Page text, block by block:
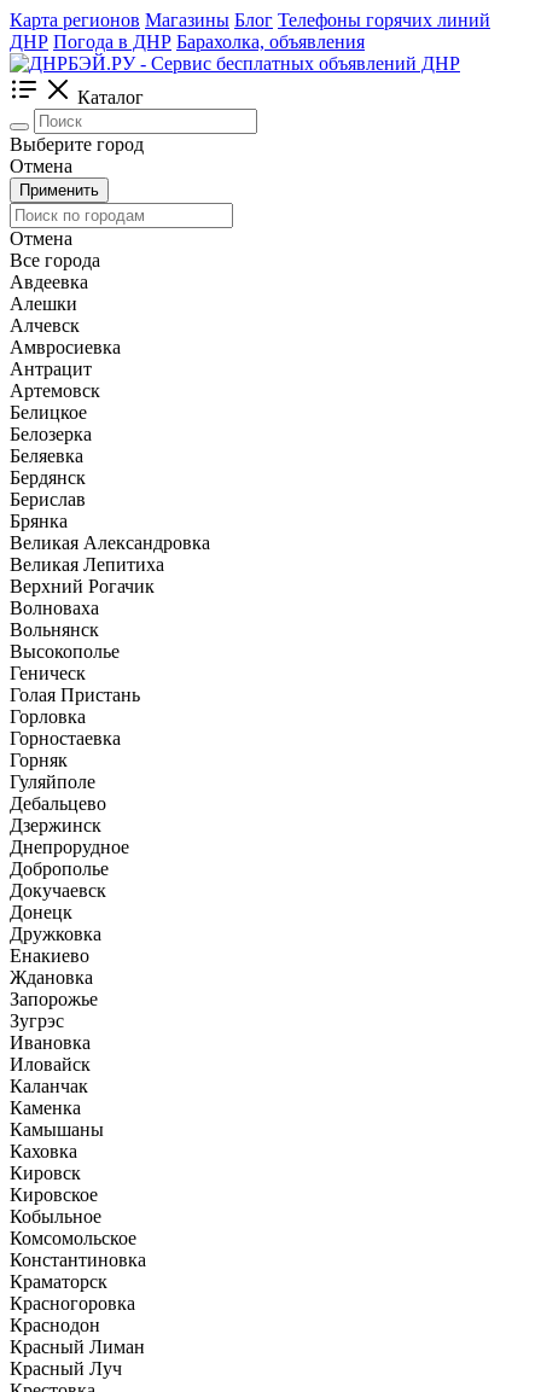
Карта регионов Магазины Блог Телефоны горячих линий
ДНР Погода в ДНР Барахолка, объявления
Каталог
Выберите город
Отмена
Применить
Отмена
Все города
Авдеевка
Алешки
Алчевск
Амвросиевка
Антрацит
Артемовск
Белицкое
Белозерка
Беляевка
Бердянск
Берислав
Брянка
Великая Александровка
Великая Лепитиха
Верхний Рогачик
Волноваха
Вольнянск
Высокополье
Геническ
Голая Пристань
Горловка
Горностаевка
Горняк
Гуляйполе
Дебальцево
Дзержинск
Днепрорудное
Доброполье
Докучаевск
Донецк
Дружковка
Енакиево
Ждановка
Запорожье
Зугрэс
Ивановка
Иловайск
Каланчак
Каменка
Камышаны
Каховка
Кировск
Кировское
Кобыльное
Комсомольское
Константиновка
Краматорск
Красногоровка
Краснодон
Красный Лиман
Красный Луч